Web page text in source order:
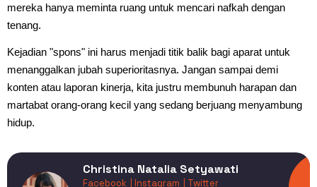
mereka hanya meminta ruang untuk mencari nafkah dengan
tenang.
Kejadian "spons" ini harus menjadi titik balik bagi aparat untuk
menanggalkan jubah superioritasnya. Jangan sampai demi
konten atau laporan kinerja, kita justru membunuh harapan dan
martabat orang-orang kecil yang sedang berjuang menyambung
hidup.
Christina Natalia Setyawati
Facebook | Instagram
| Twitter